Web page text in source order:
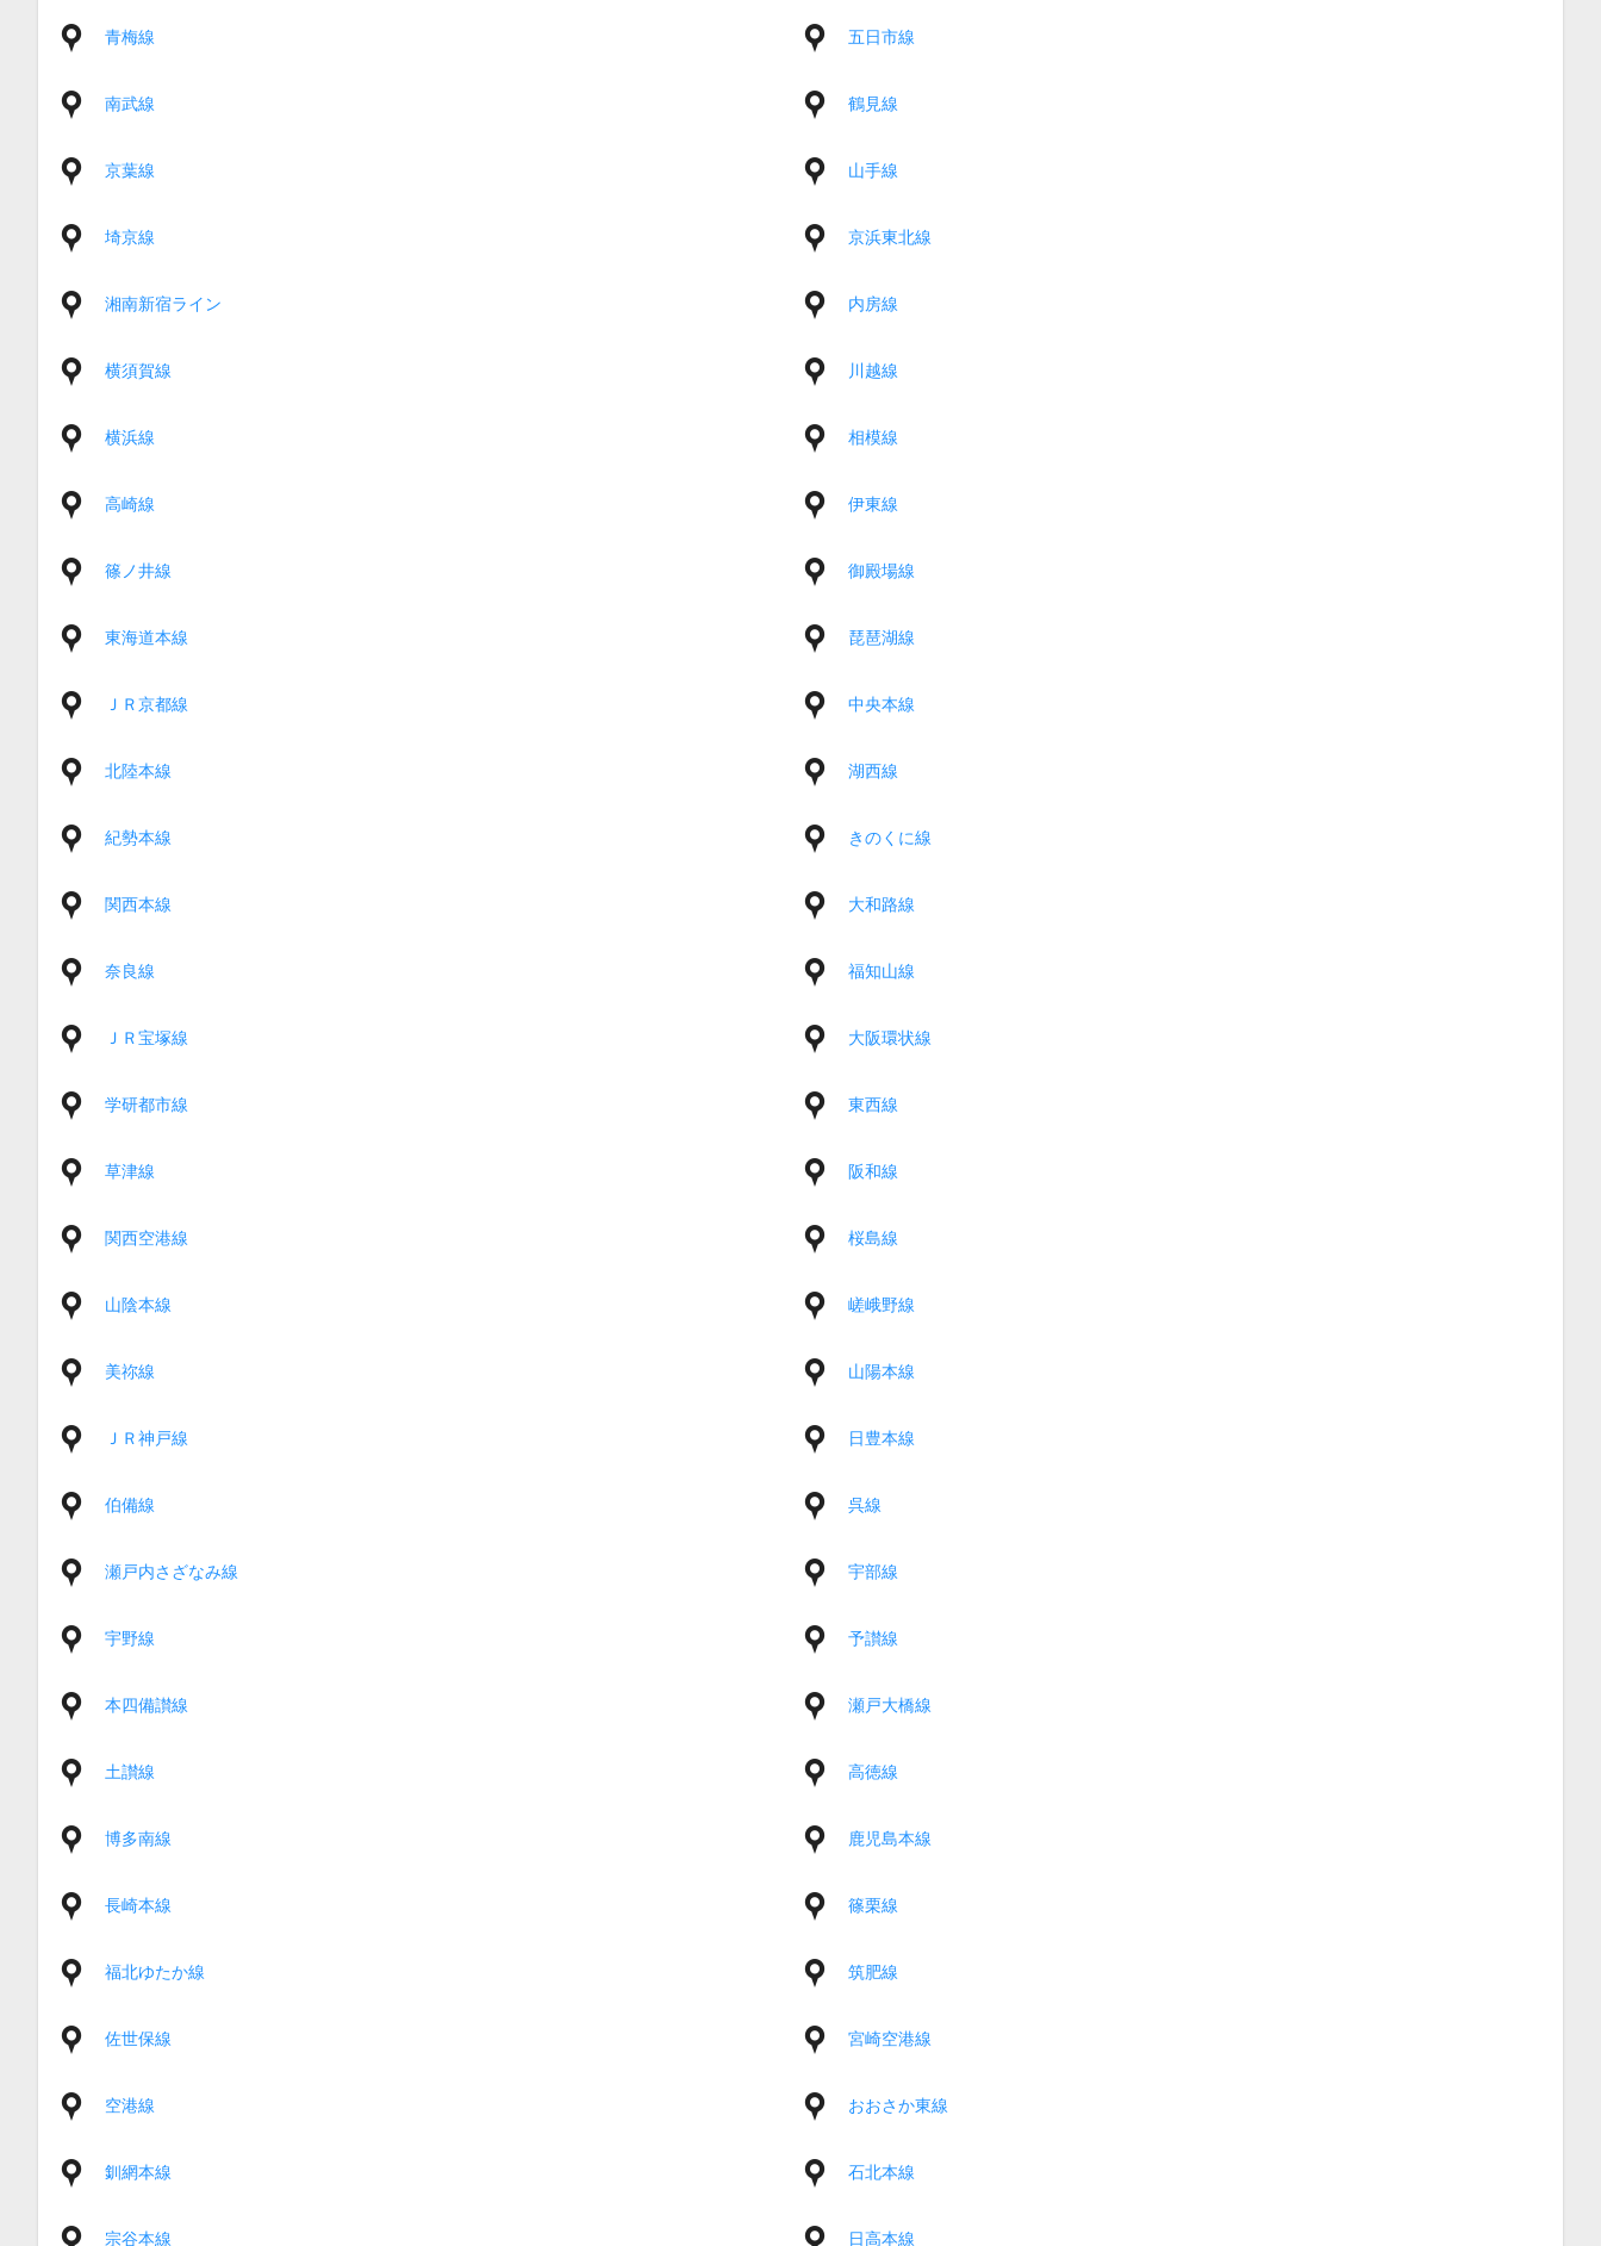
青梅線 五日市線
南武線 鶴見線
京葉線 山手線
埼京線 京浜東北線
湘南新宿ライン 内房線
横須賀線 川越線
横浜線 相模線
高崎線 伊東線
篠ノ井線 御殿場線
東海道本線 琵琶湖線
ＪＲ京都線 中央本線
北陸本線 湖西線
紀勢本線 きのくに線
関西本線 大和路線
奈良線 福知山線
ＪＲ宝塚線 大阪環状線
学研都市線 東西線
草津線 阪和線
関西空港線 桜島線
山陰本線 嵯峨野線
美祢線 山陽本線
ＪＲ神戸線 日豊本線
伯備線 呉線
瀬戸内さざなみ線 宇部線
宇野線 予讃線
本四備讃線 瀬戸大橋線
土讃線 高徳線
博多南線 鹿児島本線
長崎本線 篠栗線
福北ゆたか線 筑肥線
佐世保線 宮崎空港線
空港線 おおさか東線
釧網本線 石北本線
宗谷本線 日高本線